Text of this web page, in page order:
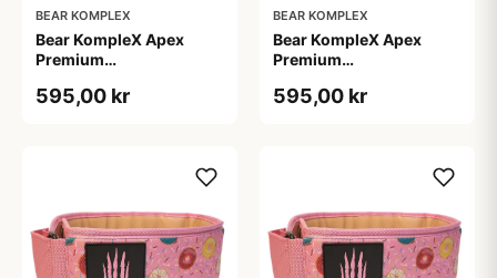
BEAR KOMPLEX
Bear KompleX Apex
Premium
str. L
595,00 kr
BEAR KOMPLEX
Bear KompleX Apex
Premium
str. M
595,00 kr